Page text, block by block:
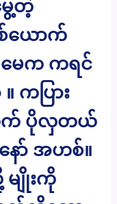
ေ့တဲ့
ယောက်
မေက ကရင်
ကပြား
က် ပိုလှတယ်
နော် အဟစ်။
မျိုးကို